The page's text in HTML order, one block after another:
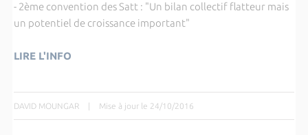
- 2ème convention des Satt : "Un bilan collectif flatteur mais
un potentiel de croissance important"
LIRE L'INFO
DAVID MOUNGAR | Mise à jour le 24/10/2016